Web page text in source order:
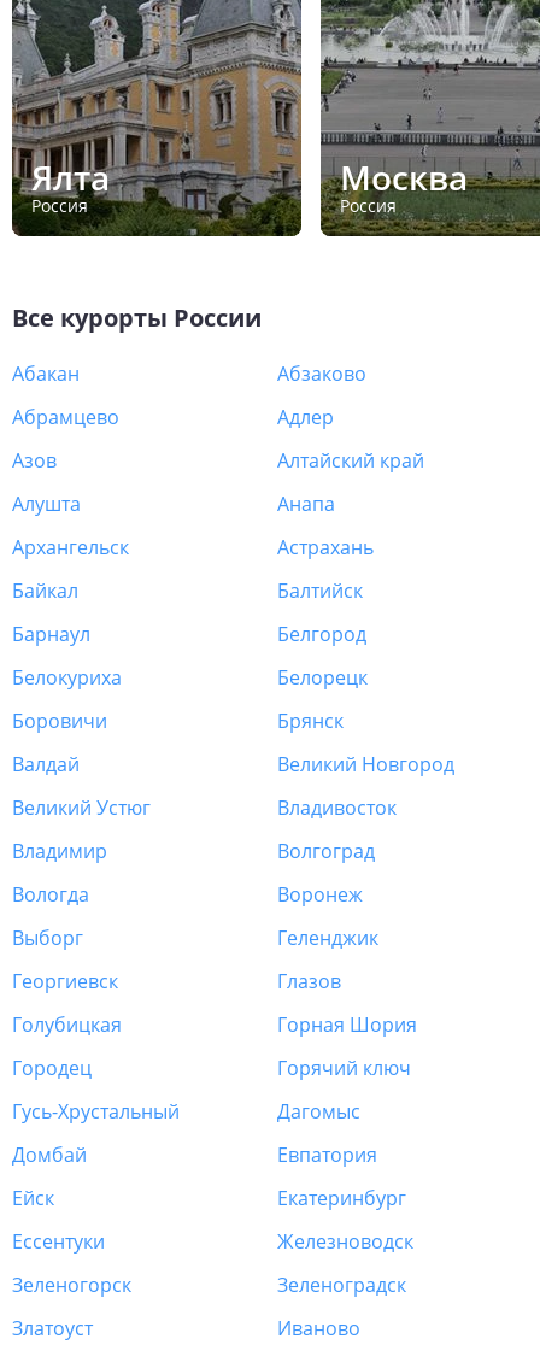
Ялта
Россия
Москва
Россия
Все курорты России
Абакан
Абзаково
Абрамцево
Адлер
Азов
Алтайский край
Алушта
Анапа
Архангельск
Астрахань
Байкал
Балтийск
Барнаул
Белгород
Белокуриха
Белорецк
Боровичи
Брянск
Валдай
Великий Новгород
Великий Устюг
Владивосток
Владимир
Волгоград
Вологда
Воронеж
Выборг
Геленджик
Георгиевск
Глазов
Голубицкая
Горная Шория
Городец
Горячий ключ
Гусь-Хрустальный
Дагомыс
Домбай
Евпатория
Ейск
Екатеринбург
Ессентуки
Железноводск
Зеленогорск
Зеленоградск
Златоуст
Иваново